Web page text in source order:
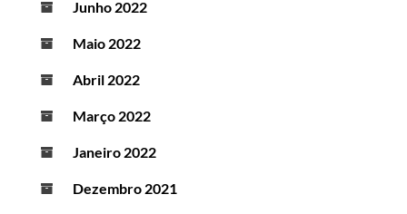
Junho 2022
Maio 2022
Abril 2022
Março 2022
Janeiro 2022
Dezembro 2021